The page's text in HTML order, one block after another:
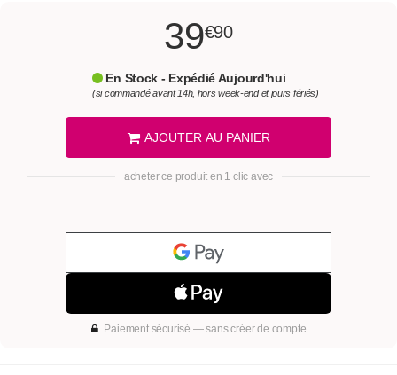
39€90
En Stock - Expédié Aujourd'hui
(si commandé avant 14h, hors week-end et jours fériés)
AJOUTER AU PANIER
acheter ce produit en 1 clic avec
Paiement sécurisé — sans créer de compte